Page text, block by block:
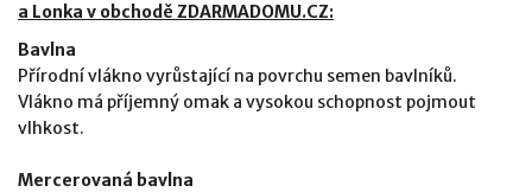
a Lonka v obchodě ZDARMADOMU.CZ:
Bavlna
Přírodní vlákno vyrůstající na povrchu semen bavlníků.
Vlákno má příjemný omak a vysokou schopnost pojmout
vlhkost.
Mercerovaná bavlna